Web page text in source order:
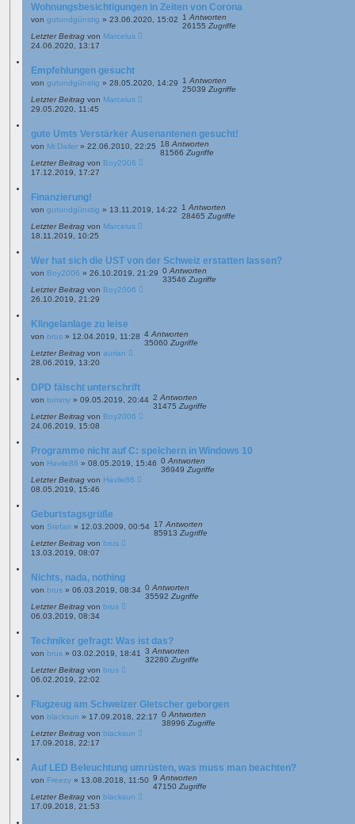
Wohnungsbesichtigungen in Zeiten von Corona
von gutundgünstig » 23.06.2020, 15:02 1 Antworten
26155 Zugriffe
Letzter Beitrag von Marcelus
24.06.2020, 13:17
Empfehlungen gesucht
von gutundgünstig » 28.05.2020, 14:29 1 Antworten
25039 Zugriffe
Letzter Beitrag von Marcelus
29.05.2020, 11:45
gute Umts Verstärker Ausenantenen gesucht!
von Mr.Dailer » 22.06.2010, 22:25 18 Antworten
81566 Zugriffe
Letzter Beitrag von Boy2006
17.12.2019, 17:27
Finanzierung!
von gutundgünstig » 13.11.2019, 14:22 1 Antworten
28465 Zugriffe
Letzter Beitrag von Marcelus
18.11.2019, 10:25
Wer hat sich die UST von der Schweiz erstatten lassen?
von Boy2006 » 26.10.2019, 21:29 0 Antworten
33546 Zugriffe
Letzter Beitrag von Boy2006
26.10.2019, 21:29
Klingelanlage zu leise
von brus » 12.04.2019, 11:28 4 Antworten
35060 Zugriffe
Letzter Beitrag von aurian
28.06.2019, 13:20
DPD fälscht unterschrift
von tommy » 09.05.2019, 20:44 2 Antworten
31475 Zugriffe
Letzter Beitrag von Boy2006
24.06.2019, 15:08
Programme nicht auf C: speichern in Windows 10
von Havile86 » 08.05.2019, 15:46 0 Antworten
36949 Zugriffe
Letzter Beitrag von Havile86
08.05.2019, 15:46
Geburtstagsgrüße
von Stefan » 12.03.2009, 00:54 17 Antworten
85913 Zugriffe
Letzter Beitrag von brus
13.03.2019, 08:07
Nichts, nada, nothing
von brus » 06.03.2019, 08:34 0 Antworten
35592 Zugriffe
Letzter Beitrag von brus
06.03.2019, 08:34
Techniker gefragt: Was ist das?
von brus » 03.02.2019, 18:41 3 Antworten
32280 Zugriffe
Letzter Beitrag von brus
06.02.2019, 22:02
Flugzeug am Schweizer Gletscher geborgen
von blacksun » 17.09.2018, 22:17 0 Antworten
38996 Zugriffe
Letzter Beitrag von blacksun
17.09.2018, 22:17
Auf LED Beleuchtung umrüsten, was muss man beachten?
von Freezy » 13.08.2018, 11:50 9 Antworten
47150 Zugriffe
Letzter Beitrag von blacksun
17.09.2018, 21:53